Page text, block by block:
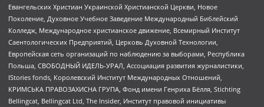
Евангельских Христиан Украинской Христианской Церкви, Новое
Поколение, Духовное Учебное Заведение Международный Библейский
Колледж, Международное христианское движение, Всемирный Институт
Саентологических Предприятий, Церковь Духовной Технологии,
Европейская сеть организаций по наблюдению за выборами, Республика
Польша, СВОБОДНЫЙ ИДЕЛЬ-УРАЛ, Ассоциация развития журналистики,
IStories fonds, Королевский Институт Международных Отношений,
КРИМСЬКА ПРАВОЗАХИСНА ГРУПА, Фонд имени Генриха Бёлля, Stichting
Bellingcat, Bellingcat Ltd, The Insider, Институт правовой инициативы